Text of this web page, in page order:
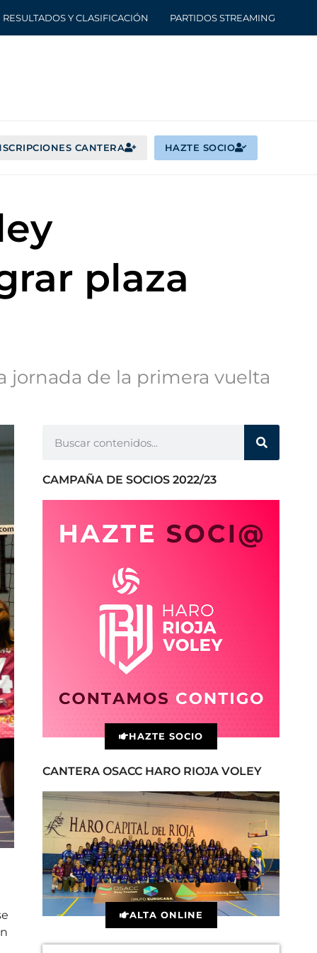
RESULTADOS Y CLASIFICACIÓN PARTIDOS STREAMING
CANTERA HAZTE SOCIO
plaza
jornada de la primera vuelta
CAMPAÑA DE SOCIOS 2022/23
HAZTE SOCIO
CANTERA OSACC HARO RIOJA VOLEY
ALTA ONLINE